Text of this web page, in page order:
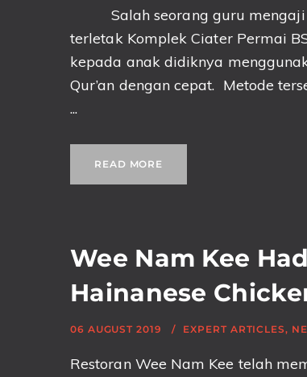
Salah seorang guru mengaji
terletak Komplek Ciater Permai
kepada anak didiknya
Qur’an dengan cepat. Metode
...
READ MORE
Wee Nam Kee
Hainanese
06 AUGUST 2019 EXPERT ARTICLES,
Restoran Wee Nam Kee telah